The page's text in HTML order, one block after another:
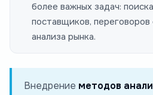
более важных задач:
поставщиков, переговоров
анализа рынка.
Внедрение методов